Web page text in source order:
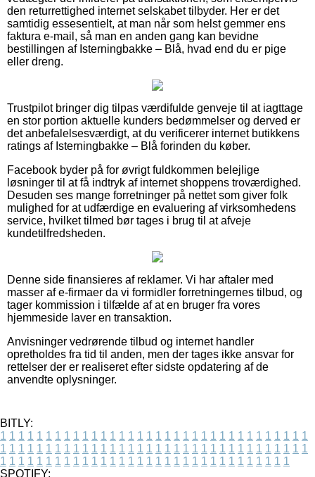
den returrettighed internet selskabet tilbyder. Her er det
samtidig essesentielt, at man når som helst gemmer ens
faktura e-mail, så man en anden gang kan bevidne
bestillingen af Isterningbakke – Blå, hvad end du er pige
eller dreng.
Trustpilot bringer dig tilpas værdifulde genveje til at iagttage
en stor portion aktuelle kunders bedømmelser og derved er
det anbefalelsesværdigt, at du verificerer internet butikkens
ratings af Isterningbakke – Blå forinden du køber.
Facebook byder på for øvrigt fuldkommen belejlige
løsninger til at få indtryk af internet shoppens troværdighed.
Desuden ses mange forretninger på nettet som giver folk
mulighed for at udfærdige en evaluering af virksomhedens
service, hvilket tilmed bør tages i brug til at afveje
kundetilfredsheden.
Denne side finansieres af reklamer. Vi har aftaler med
masser af e-firmaer da vi formidler forretningernes tilbud, og
tager kommission i tilfælde af at en bruger fra vores
hjemmeside laver en transaktion.
Anvisninger vedrørende tilbud og internet handler
opretholdes fra tid til anden, men der tages ikke ansvar for
rettelser der er realiseret efter sidste opdatering af de
anvendte oplysninger.
BITLY:
1 1 1 1 1 1 1 1 1 1 1 1 1 1 1 1 1 1 1 1 1 1 1 1 1 1 1 1 1 1 1 1 1 1
1 1 1 1 1 1 1 1 1 1 1 1 1 1 1 1 1 1 1 1 1 1 1 1 1 1 1 1 1 1 1 1 1 1
1 1 1 1 1 1 1 1 1 1 1 1 1 1 1 1 1 1 1 1 1 1 1 1 1 1 1 1 1 1 1 1
SPOTIFY: